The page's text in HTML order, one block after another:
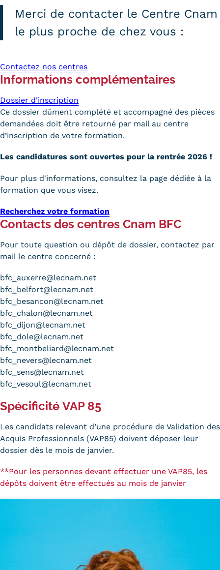
Équivalences, passerelles et
suites de parcours
Formation en présentiel
Alternance
Enseignement à distance
Validation des Acquis de
supérieures (VES)
Validation des acquis
professionnels et personnels
(VAPP)
Discrimination/égalité/mixité
Handi'Cnam
Témoignages
Statistiques
FAQ
Lexique
Téléchargements
Qualiopi
Le Cnam ICSV
Mobilité internationale et
Modalités d'inscription
Merci de contacter le Centre Cnam
le plus proche de chez vous :
Contactez nos centres
Informations complémentaires
Dossier d'inscription
Ce dossier dûment complété et accompagné des pièces
demandées doit être retourné par mail au centre
d’inscription de votre formation.
Les candidatures sont ouvertes pour la rentrée 2026 !
Pour plus d'informations, consultez la page dédiée à la
formation que vous visez.
Recherchez votre formation
Contacts des centres Cnam BFC
Pour toute question ou dépôt de dossier, contactez par
mail le centre concerné :
bfc_auxerre@lecnam.net
bfc_belfort@lecnam.net
bfc_besancon@lecnam.net
bfc_chalon@lecnam.net
bfc_dijon@lecnam.net
bfc_dole@lecnam.net
bfc_montbeliard@lecnam.net
bfc_nevers@lecnam.net
bfc_sens@lecnam.net
bfc_vesoul@lecnam.net
Spécificité VAP 85
Les candidats relevant d’une procédure de Validation des
Acquis Professionnels (VAP85) doivent déposer leur
dossier dès le mois de janvier.
**Pour les personnes devant effectuer une VAP85, les
dépôts doivent être effectués au mois de janvier